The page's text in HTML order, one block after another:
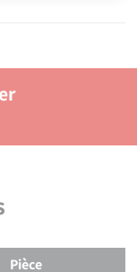
Pièce